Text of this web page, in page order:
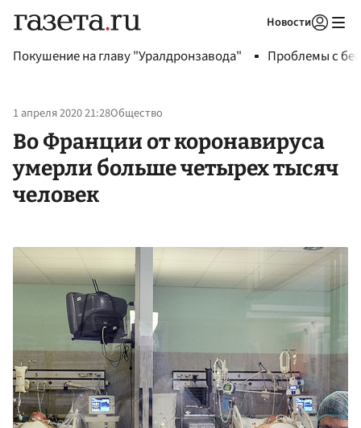
Новости
Покушение на главу "Уралдронзавода" Проблемы с
1 апреля 2020 21:28Общество
Во Франции от коронавируса
умерли больше четырех тысяч
человек